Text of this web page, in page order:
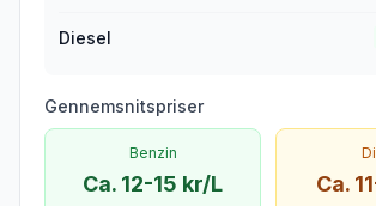
Diesel
Gennemsnitspriser
Benzin
Ca. 12-15 kr/L Ca.